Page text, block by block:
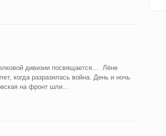
дивизии посвящается… Лёне
когда разразилась война. День и ночь
на фронт шли...